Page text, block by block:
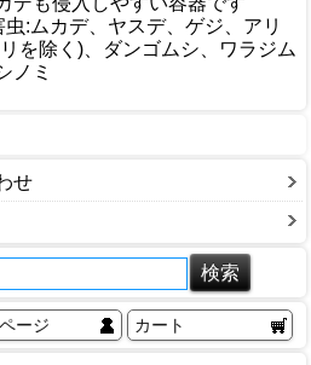
虫:ムカデ、ヤスデ、ゲジ、アリ
を除く)、ダンゴムシ、ワラジム
ノミ
せ
ージ カート